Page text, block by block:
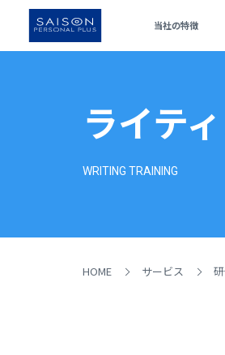
当社の特徴
ライテ
WRITING TRAINING
HOME サービス